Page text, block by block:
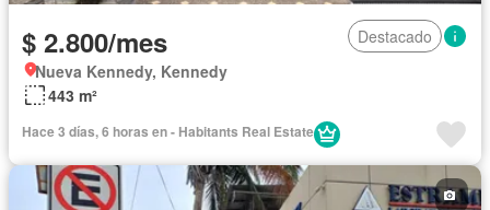
$ 2.800/mes
Destacado
Nueva Kennedy, Kennedy
443 m²
Hace 3 días, 6 horas en - Habitants Real Estate